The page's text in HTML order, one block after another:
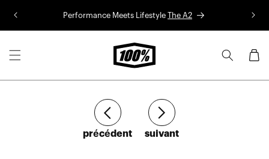
Performance Meets Lifestyle The A2
Panier
Article
précédent Article
suivant